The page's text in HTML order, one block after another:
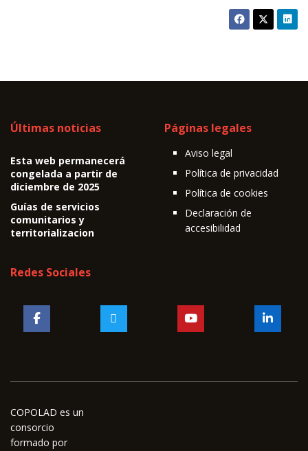
Últimas noticias
Esta web permanecerá
congelada a partir de
diciembre de 2025
Guías de servicios
comunitarios y
territorializacion
Páginas legales
Aviso legal
Política de privacidad
Política de cookies
Declaración de
accesibilidad
Redes Sociales
COPOLAD es un
consorcio
formado por